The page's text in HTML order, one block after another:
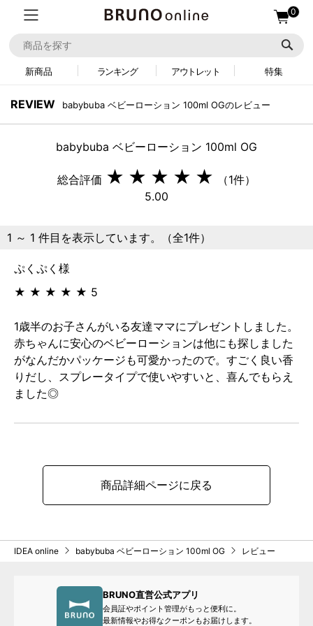
0
新商品 ランキング アウトレット 特集
REVIEW babybuba ベビーローション 100ml OGのレビュー
babybuba ベビーローション 100ml OG
総合評価 ★ ★ ★ ★ ★ （1件）
5.00
1 ～ 1 件目を表示しています。（全1件）
ぷくぷく様
★ ★ ★ ★ ★ 5
1歳半のお子さんがいる友達ママにプレゼントしました。
赤ちゃんに安心のベビーローションは他にも探しました
がなんだかパッケージも可愛かったので。すごく良い香
りだし、スプレータイプで使いやすいと、喜んでもらえ
ました◎
商品詳細ページに戻る
IDEA online babybuba ベビーローション 100ml OG レビュー
BRUNO直営公式アプリ
会員証やポイント管理がもっと便利に。
最新情報やお得なクーポンもお届けします。